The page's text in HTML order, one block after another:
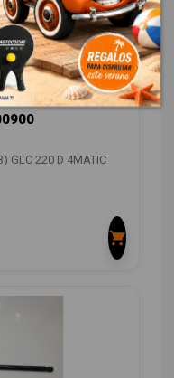
GLC 220 D 4MATIC